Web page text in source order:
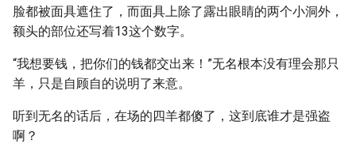
脸都被面具遮住了，而面具上除了露出眼睛的两个小洞外，
额头的部位还写着13这个数字。
“我想要钱，把你们的钱都交出来！”无名根本没有理会那只
羊，只是自顾自的说明了来意。
听到无名的话后，在场的四羊都傻了，这到底谁才是强盗
啊？